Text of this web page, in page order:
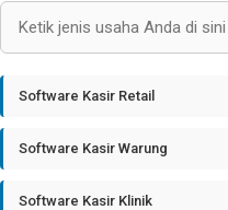
Software Kasir Retail
Software Kasir Warung
Software Kasir Klinik